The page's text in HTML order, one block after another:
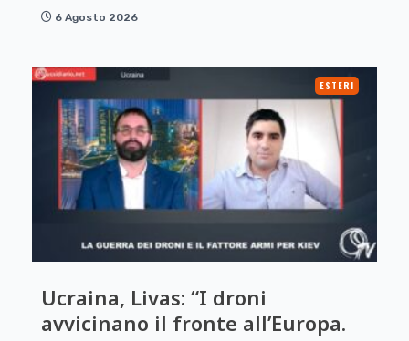
6 Agosto 2026
ESTERI
Ucraina, Livas: “I droni
avvicinano il fronte all’Europa.